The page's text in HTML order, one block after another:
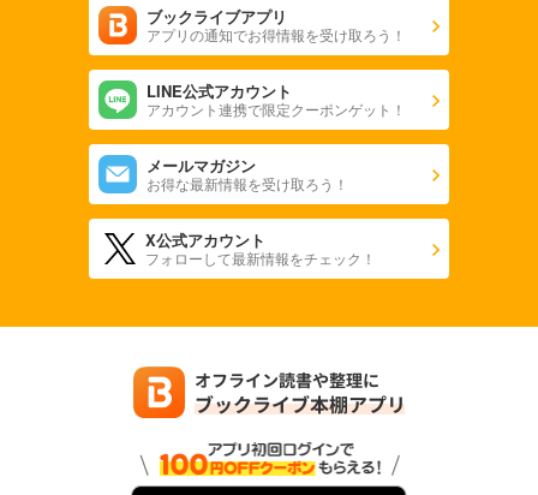
ブックライブアプリ
アプリの通知でお得情報を受け取ろう！
LINE公式アカウント
アカウント連携で限定クーポンゲット！
メールマガジン
お得な最新情報を受け取ろう！
X公式アカウント
フォローして最新情報をチェック！